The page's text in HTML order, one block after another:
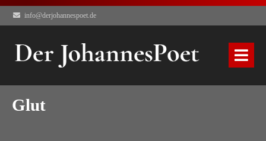
info@derjohannespoet.de
Glut